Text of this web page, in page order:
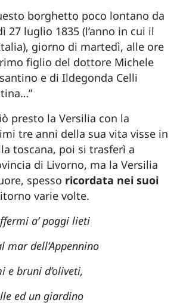
borghetto poco lontano da
27 luglio 1835 (l’anno in cui il
giorno di martedì, alle ore
figlio del dottore Michele
e di Ildegonda Celli
presto la Versilia con la
tre anni della sua vita visse in
toscana, poi si trasferì a
di Livorno, ma la Versilia
spesso ricordata nei suoi
varie volte.
a’ poggi lieti
mar dell’Appennino
e bruni d’oliveti,
ed un giardino